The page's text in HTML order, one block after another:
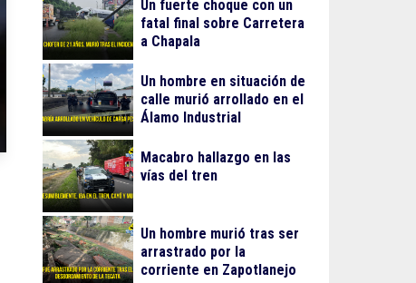
Un fuerte choque con un
fatal final sobre Carretera
a Chapala
Un hombre en situación de
calle murió arrollado en el
Álamo Industrial
Macabro hallazgo en las
vías del tren
Un hombre murió tras ser
arrastrado por la
corriente en Zapotlanejo